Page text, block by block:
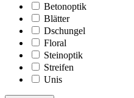
Betonoptik
Blätter
Dschungel
Floral
Steinoptik
Streifen
Unis